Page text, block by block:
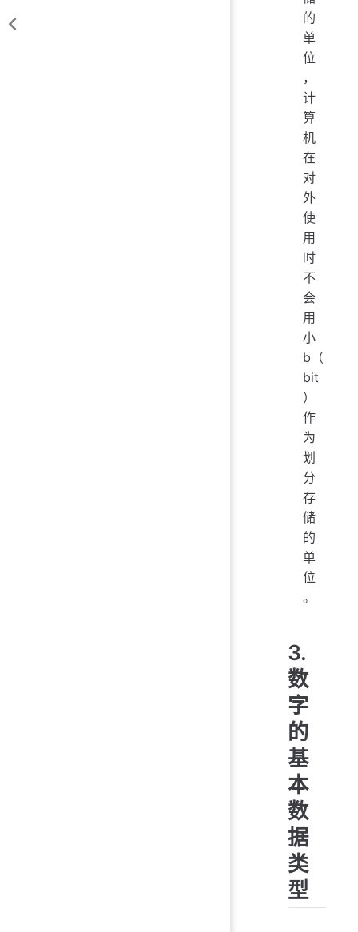
的
单
位
，
计
算
机
在
对
外
使
用
时
不
会
用
小
b（
bit
）
作
为
划
分
存
储
的
单
位
。
3.
数
字
的
基
本
数
据
类
型